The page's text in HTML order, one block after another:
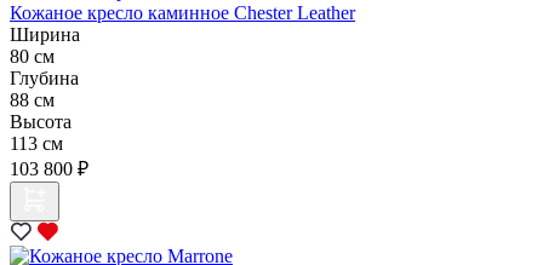
Кожаное кресло каминное Chester Leather
Ширина
80 см
Глубина
88 см
Высота
113 см
103 800 ₽